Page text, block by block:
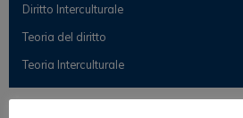
Diritto Interculturale
Teoria del diritto
Teoria Interculturale